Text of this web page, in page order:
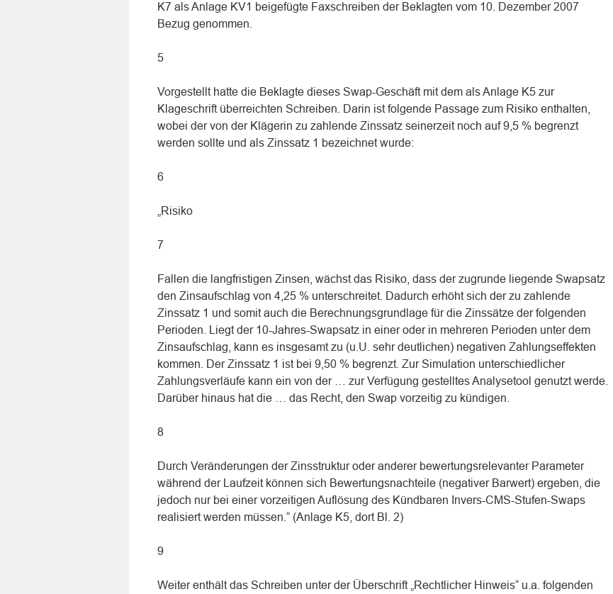
K7 als Anlage KV1 beigefügte Faxschreiben der Beklagten vom 10. Dezember 2007
Bezug genommen.
5
Vorgestellt hatte die Beklagte dieses Swap-Geschäft mit dem als Anlage K5 zur
Klageschrift überreichten Schreiben. Darin ist folgende Passage zum Risiko enthalten,
wobei der von der Klägerin zu zahlende Zinssatz seinerzeit noch auf 9,5 % begrenzt
werden sollte und als Zinssatz 1 bezeichnet wurde:
6
„Risiko
7
Fallen die langfristigen Zinsen, wächst das Risiko, dass der zugrunde liegende Swapsatz
den Zinsaufschlag von 4,25 % unterschreitet. Dadurch erhöht sich der zu zahlende
Zinssatz 1 und somit auch die Berechnungsgrundlage für die Zinssätze der folgenden
Perioden. Liegt der 10-Jahres-Swapsatz in einer oder in mehreren Perioden unter dem
Zinsaufschlag, kann es insgesamt zu (u.U. sehr deutlichen) negativen Zahlungseffekten
kommen. Der Zinssatz 1 ist bei 9,50 % begrenzt. Zur Simulation unterschiedlicher
Zahlungsverläufe kann ein von der … zur Verfügung gestelltes Analysetool genutzt werde.
Darüber hinaus hat die … das Recht, den Swap vorzeitig zu kündigen.
8
Durch Veränderungen der Zinsstruktur oder anderer bewertungsrelevanter Parameter
während der Laufzeit können sich Bewertungsnachteile (negativer Barwert) ergeben, die
jedoch nur bei einer vorzeitigen Auflösung des Kündbaren Invers-CMS-Stufen-Swaps
realisiert werden müssen.“ (Anlage K5, dort Bl. 2)
9
Weiter enthält das Schreiben unter der Überschrift „Rechtlicher Hinweis“ u.a. folgenden